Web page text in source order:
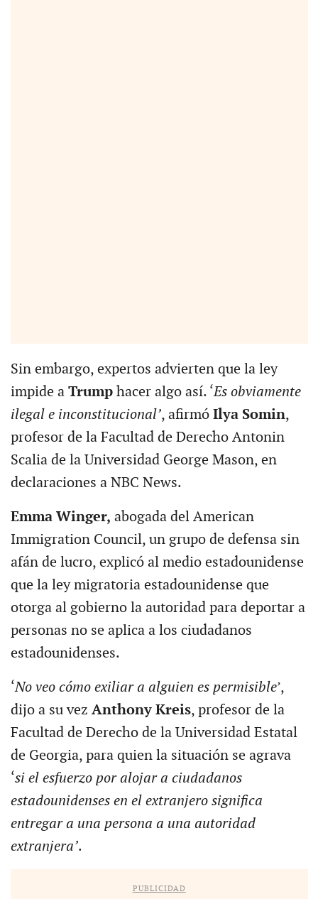
Sin embargo, expertos advierten que la ley
impide a Trumphacer algo así. ‘Es obviamente
ilegal e inconstitucional’, afirmó Ilya Somin,
profesor de la Facultad de Derecho Antonin
Scalia de la Universidad George Mason, en
declaraciones a NBC News.
Emma Winger, abogada del American
Immigration Council, un grupo de defensa sin
afán de lucro, explicó al medio estadounidense
que la ley migratoria estadounidense que
otorga al gobierno la autoridad para deportar a
personas no se aplica a los ciudadanos
estadounidenses.
‘No veo cómo exiliar a alguien es permisible’,
dijo a su vez Anthony Kreis, profesor de la
Facultad de Derecho de la Universidad Estatal
de Georgia, para quien la situación se agrava
‘si el esfuerzo por alojar a ciudadanos
estadounidenses en el extranjero significa
entregar a una persona a una autoridad
extranjera’.
PUBLICIDAD